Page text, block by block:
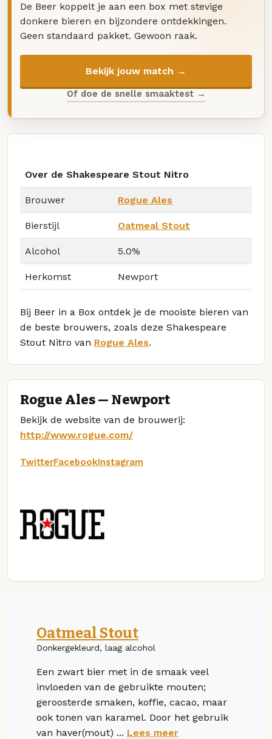
De Beer koppelt je aan een box met stevige
donkere bieren en bijzondere ontdekkingen.
Geen standaard pakket. Gewoon raak.
Bekijk jouw match →
Of doe de snelle smaaktest →
Over de Shakespeare Stout Nitro
Brouwer Rogue Ales
Bierstijl Oatmeal Stout
Alcohol 5.0%
Herkomst Newport
Bij Beer in a Box ontdek je de mooiste bieren van
de beste brouwers, zoals deze Shakespeare
Stout Nitro van Rogue Ales.
Rogue Ales — Newport
Bekijk de website van de brouwerij:
http://www.rogue.com/
TwitterFacebookInstagram
Oatmeal Stout
Donkergekleurd, laag alcohol
Een zwart bier met in de smaak veel
invloeden van de gebruikte mouten;
geroosterde smaken, koffie, cacao, maar
ook tonen van karamel. Door het gebruik
van haver(mout) ... Lees meer